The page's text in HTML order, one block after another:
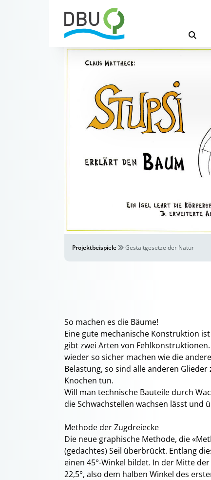
Projektbeispiele Gestaltgesetze der Natur
So machen es die Bäume!
Eine gute mechanische Konstruktion
gibt zwei Arten von
wieder so sicher machen wie die
Belastung, so sind alle anderen
Knochen tun.
Will man technische Bauteile durch
die Schwachstellen wachsen lässt und
Methode der Zugdreiecke
Die neue graphische Methode, die
(gedachtes) Seil überbrückt. Entlang
einen 45°-Winkel bildet. In der Mitte
22,5°, also dem halben Winkel des